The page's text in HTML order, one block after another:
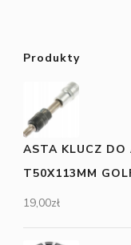
Produkty
ASTA KLUCZ DO
T50X113MM
19,00zł